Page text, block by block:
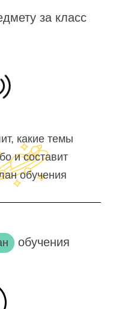
за класс
какие темы
и составит
обучения
обучения